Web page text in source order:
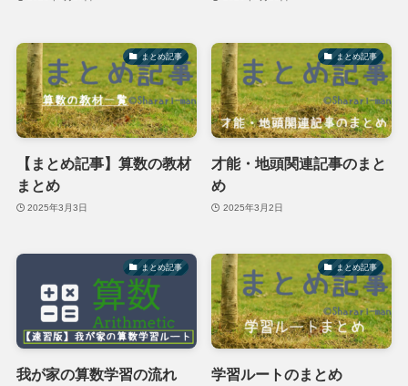
まとめ記事
【まとめ記事】算数の教材
まとめ
2025年3月3日
まとめ記事
才能・地頭関連記事のまと
め
2025年3月2日
まとめ記事
我が家の算数学習の流れ
まとめ記事
学習ルートのまとめ